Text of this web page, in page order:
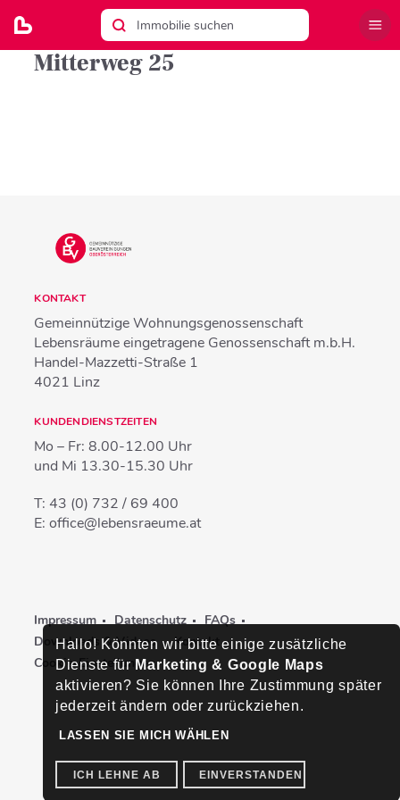
Mitterweg 25
KONTAKT
Gemeinnützige Wohnungsgenossenschaft
Lebensräume eingetragene Genossenschaft m.b.H.
Handel-Mazzetti-Straße 1
4021 Linz
KUNDENDIENSTZEITEN
Mo – Fr: 8.00-12.00 Uhr
und Mi 13.30-15.30 Uhr
T:43 (0) 732 / 69 400
E:office@lebensraeume.at
Impressum Datenschutz
FAQs
Downloads & Videos
Kontakt
Cookie-Einstellungen
Hallo! Könnten wir bitte einige zusätzliche
Dienste für Marketing & Google Maps
aktivieren? Sie können Ihre Zustimmung später
jederzeit ändern oder zurückziehen.
LASSEN SIE MICH WÄHLEN
ICH LEHNE AB EINVERSTANDEN